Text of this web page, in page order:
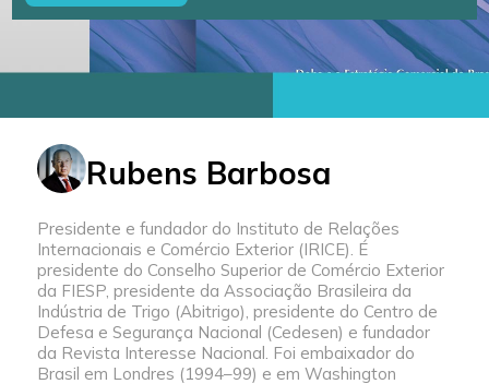
Rubens Barbosa
Presidente e fundador do Instituto de Relações
Internacionais e Comércio Exterior (IRICE). É
presidente do Conselho Superior de Comércio Exterior
da FIESP, presidente da Associação Brasileira da
Indústria de Trigo (Abitrigo), presidente do Centro de
Defesa e Segurança Nacional (Cedesen) e fundador
da Revista Interesse Nacional. Foi embaixador do
Brasil em Londres (1994–99) e em Washington